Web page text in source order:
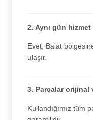
2. Aynı gün
Evet, Balat
ulaşır.
3. Parçalar orijinal
Kullandığımız tüm